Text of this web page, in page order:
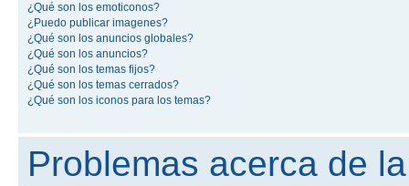
¿Qué son los emoticonos?
¿Puedo publicar imagenes?
¿Qué son los anuncios globales?
¿Qué son los anuncios?
¿Qué son los temas fijos?
¿Qué son los temas cerrados?
¿Qué son los iconos para los temas?
Problemas acerca de